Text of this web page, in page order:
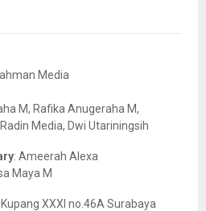
Media
M, Rafika Anugeraha M,
Media, Dwi Utariningsih
: Ameerah Alexa
Maya M
XXXI no.46A Surabaya